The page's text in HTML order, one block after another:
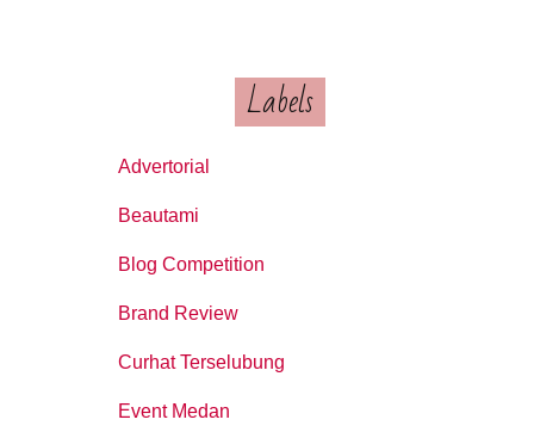
Labels
Advertorial
Beautami
Blog Competition
Brand Review
Curhat Terselubung
Event Medan